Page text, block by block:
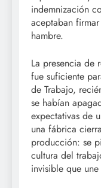
indemnización
aceptaban
hambre.
La presencia de
fue suficiente
de Trabajo,
se habían
expectativas de
una fábrica
producción: se
cultura del
invisible que